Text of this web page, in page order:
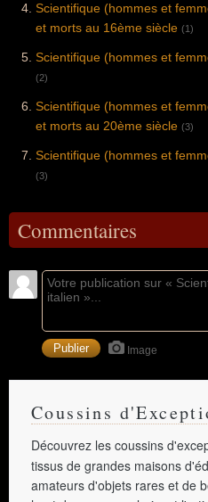
Scientifique (hommes et
et morts au 16ème siècle (1)
Scientifique (hommes et
(2)
Scientifique (hommes et
et morts au 20ème siècle (3)
Scientifique (hommes et
(3)
Commentaires
Image
Coussins
Découvrez les coussins
tissus de grandes maisons
amateurs d'objets rares et de